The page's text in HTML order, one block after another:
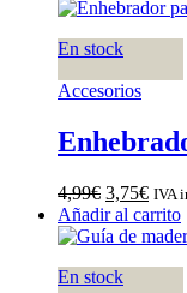
En stock
Accesorios
4,99€ El
precio
original
4,99€.
3,75€El
precio
IVA
Añadir al carrito
En stock